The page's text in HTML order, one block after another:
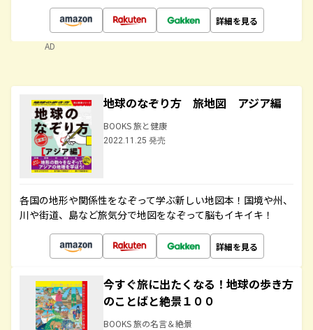
詳細を見る
AD
地球のなぞり方 旅地図 アジア編
BOOKS 旅と健康
2022.11.25 発売
各国の地形や関係性をなぞって学ぶ新しい地図本！国境や州、
川や街道、島など旅気分で地図をなぞって脳もイキイキ！
詳細を見る
今すぐ旅に出たくなる！地球の歩き方
のことばと絶景１００
BOOKS 旅の名言＆絶景